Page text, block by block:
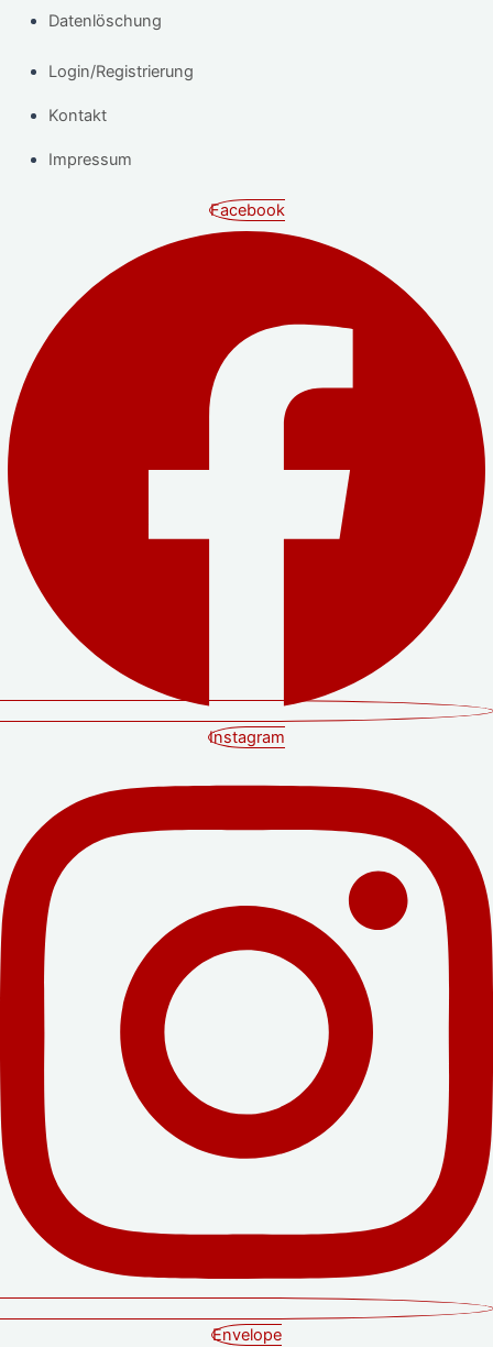
Datenlöschung
Login/Registrierung
Kontakt
Impressum
Facebook
Instagram
Envelope